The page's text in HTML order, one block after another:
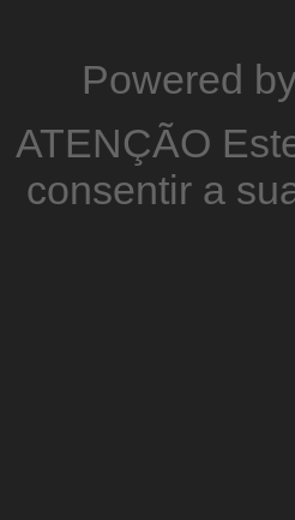
Powered
ATENÇÃO
consentir a